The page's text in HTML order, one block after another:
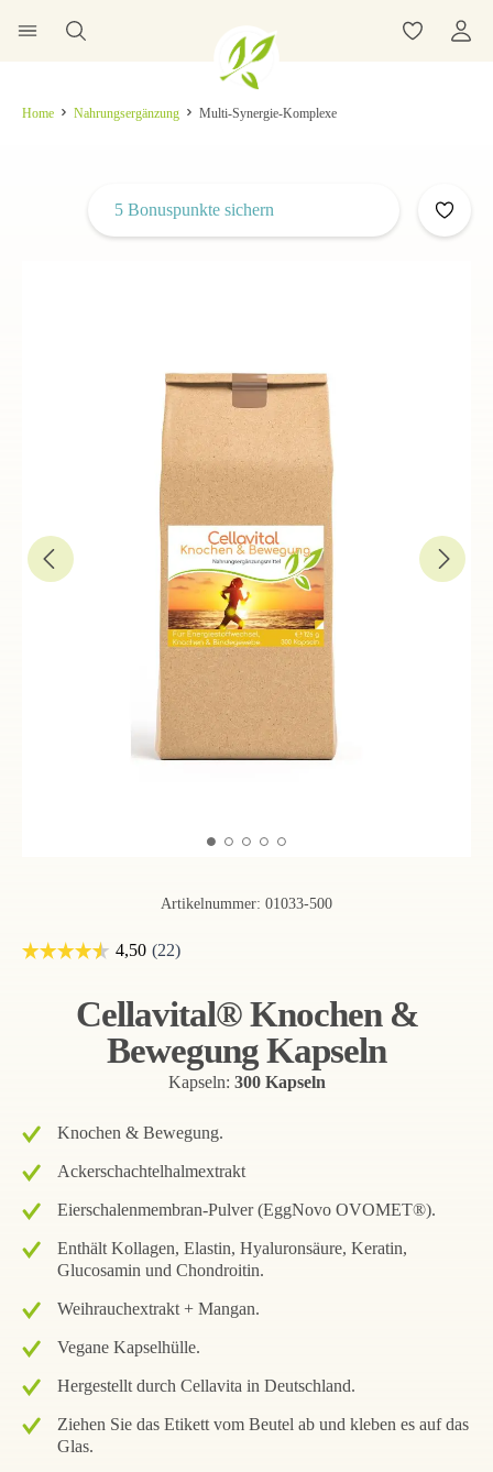
Home Nahrungsergänzung Multi-Synergie-Komplexe
Artikelnummer: 01033-500
5 Bonuspunkte sichern
Cellavital® Knochen &
Bewegung Kapseln
Kapseln: 300 Kapseln
Knochen & Bewegung.
Ackerschachtelhalmextrakt
Eierschalenmembran-Pulver (EggNovo OVOMET®).
Enthält Kollagen, Elastin, Hyaluronsäure, Keratin,
Glucosamin und Chondroitin.
Weihrauchextrakt + Mangan.
Vegane Kapselhülle.
Hergestellt durch Cellavita in Deutschland.
Ziehen Sie das Etikett vom Beutel ab und kleben es auf das
Glas.